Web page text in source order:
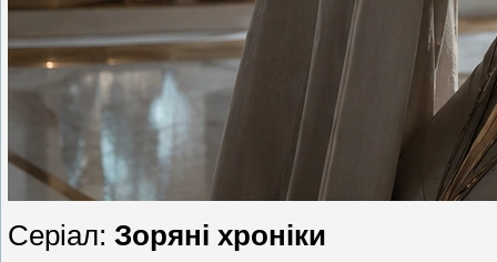
Серіал: Зоряні хроніки